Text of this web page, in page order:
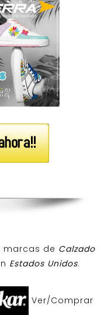
marcas de Calzado
Estados Unidos.
Ver/Comprar